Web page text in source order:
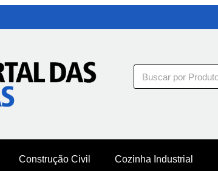
Construção Civil Cozinha Industrial